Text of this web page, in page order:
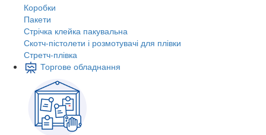
Коробки
Пакети
Стрічка клейка пакувальна
Скотч-пістолети і розмотувачі для плівки
Стретч-плівка
Торгове обладнання